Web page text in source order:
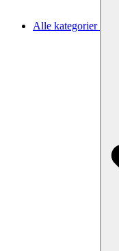
Alle kategorier